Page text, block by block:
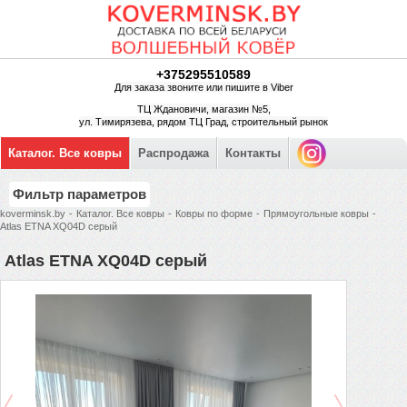
+375295510589
Для заказа звоните или пишите в Viber
ТЦ Ждановичи, магазин №5,
ул. Тимирязева, рядом ТЦ Град, строительный рынок
Каталог. Все ковры Распродажа Контакты
Фильтр параметров
koverminsk.by - Каталог. Все ковры - Ковры по форме - Прямоугольные ковры -
Atlas ETNA XQ04D серый
Atlas ETNA XQ04D серый